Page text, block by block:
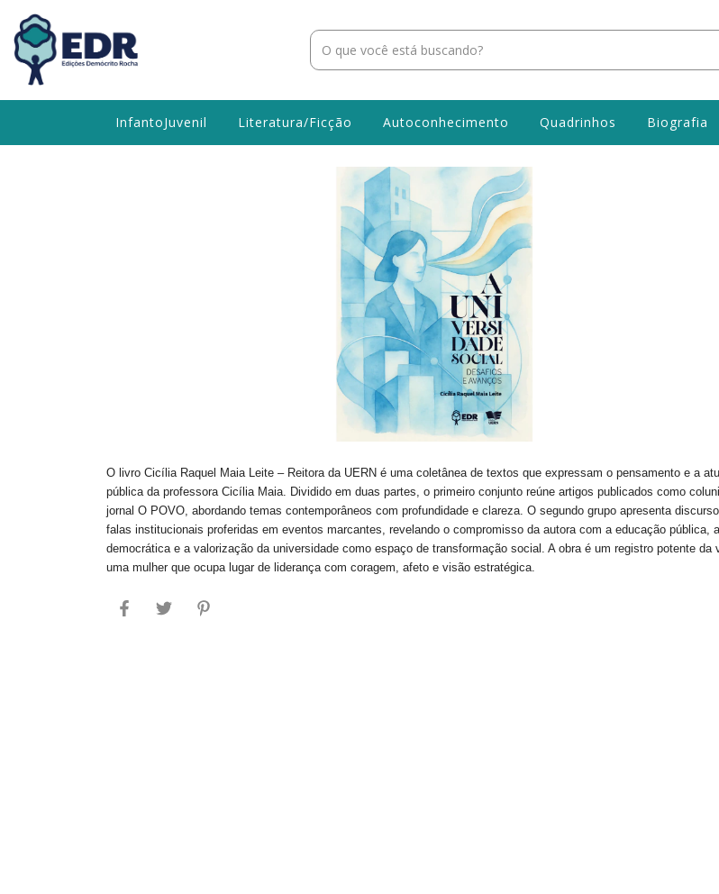
InfantoJuvenil Literatura/Ficção Autoconhecimento Quadrinhos Biografia
O livro Cicília Raquel Maia Leite – Reitora da UERN é uma coletânea de textos que expressam o pensamento e a
pública da professora Cicília Maia. Dividido em duas partes, o primeiro conjunto reúne artigos publicados como
jornal O POVO, abordando temas contemporâneos com profundidade e clareza. O segundo grupo apresenta
falas institucionais proferidas em eventos marcantes, revelando o compromisso da autora com a educação pública,
democrática e a valorização da universidade como espaço de transformação social. A obra é um registro potente da
uma mulher que ocupa lugar de liderança com coragem, afeto e visão estratégica.